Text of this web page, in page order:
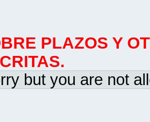
PLAZOS Y
but you are not